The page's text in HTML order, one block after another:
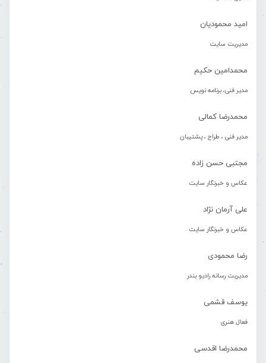
امید محمودیان
مدیریت سایت
محمدامین حکیم
مدیر فنی، برنامه نویس
محمدرضا کمالی
مدیر فنی ، طراح ، پشتیبان
مجتبی حسن زاده
عکاس و خبرنگار سایت
علی آرمان نژاد
عکاس و خبرنگار سایت
رضا محمودی
مدیریت رسانه رادیو بندر
یوسف قشمی
فعال هنری
محمدرضا اقدسی